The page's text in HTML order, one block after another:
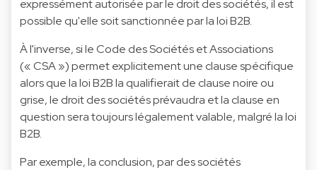
expressément autorisée par le droit des sociétés, il est
possible qu'elle soit sanctionnée par la loi B2B.
À l'inverse, si le Code des Sociétés et Associations
(« CSA ») permet explicitement une clause spécifique
alors que la loi B2B la qualifierait de clause noire ou
grise, le droit des sociétés prévaudra et la clause en
question sera toujours légalement valable, malgré la loi
B2B.
Par exemple, la conclusion, par des sociétés